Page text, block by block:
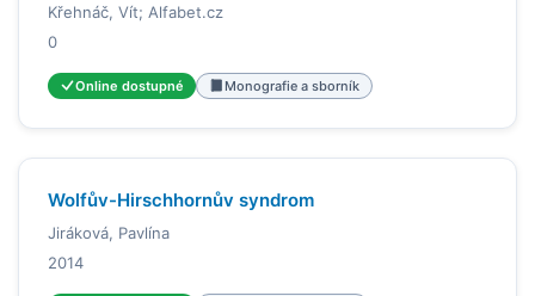
Křehnáč, Vít; Alfabet.cz
0
Online dostupné Monografie a sborník
Wolfův-Hirschhornův syndrom
Jiráková, Pavlína
2014